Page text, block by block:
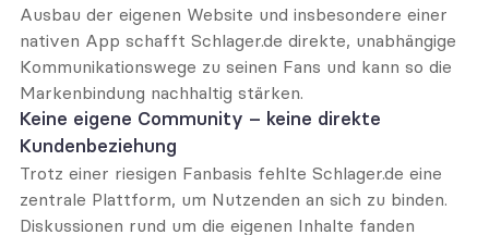
Ausbau der eigenen Website und insbesondere einer
nativen App schafft Schlager.de direkte, unabhängige
Kommunikationswege zu seinen Fans und kann so die
Markenbindung nachhaltig stärken.
Keine eigene Community – keine direkte
Kundenbeziehung
Trotz einer riesigen Fanbasis fehlte Schlager.de eine
zentrale Plattform, um Nutzenden an sich zu binden.
Diskussionen rund um die eigenen Inhalte fanden